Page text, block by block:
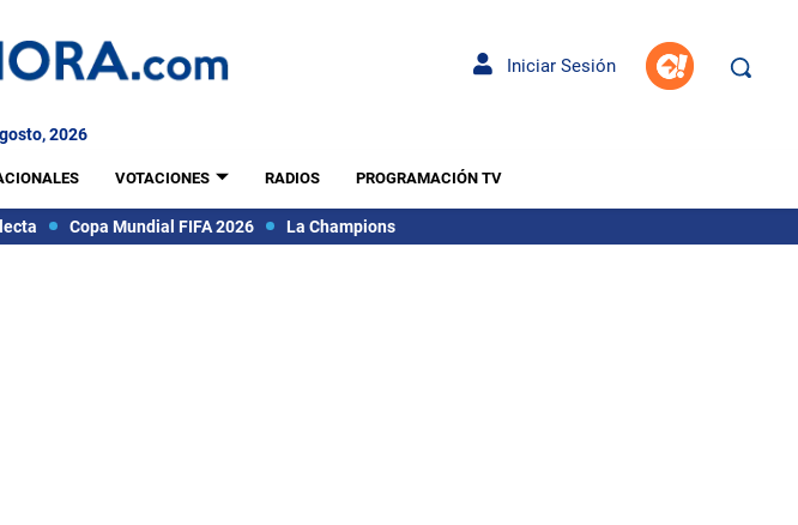
Iniciar Sesión
2026
VOTACIONES RADIOS PROGRAMACIÓN TV
Copa Mundial FIFA 2026 La Champions